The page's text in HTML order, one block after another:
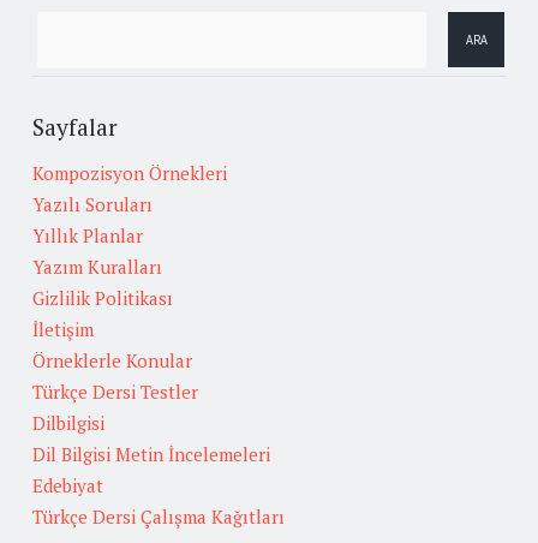
Sayfalar
Kompozisyon Örnekleri
Yazılı Soruları
Yıllık Planlar
Yazım Kuralları
Gizlilik Politikası
İletişim
Örneklerle Konular
Türkçe Dersi Testler
Dilbilgisi
Dil Bilgisi Metin İncelemeleri
Edebiyat
Türkçe Dersi Çalışma Kağıtları